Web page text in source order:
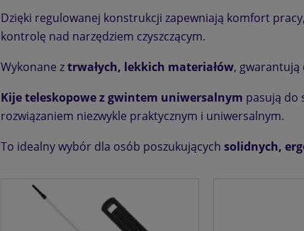
Dzięki regulowanej konstrukcji zapewniają komfort
kontrolę nad narzędziem czyszczącym.
Wykonane ztrwałych, lekkich materiałów, gwarantują
Kije teleskopowe z gwintem uniwersalnym pasują do
rozwiązaniem niezwykle praktycznym i uniwersalnym.
To idealny wybór dla osób poszukujących solidnych,